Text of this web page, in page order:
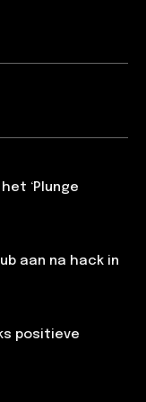
‘Plunge
aan na hack in
positieve